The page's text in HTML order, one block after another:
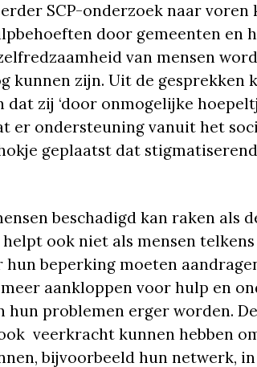
SCP-onderzoek naar voren
door gemeenten en
van mensen
kunnen zijn. Uit de gesprekken
dat zij ‘door onmogelijke
er ondersteuning vanuit het
geplaatst dat
beschadigd kan raken als
ook niet als mensen
beperking moeten
aankloppen voor hulp en
hun problemen erger worden. De
veerkracht kunnen hebben
bijvoorbeeld hun netwerk,